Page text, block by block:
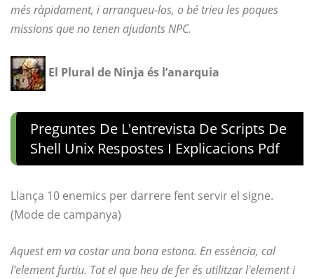
més ràpidament, i arranqueu-los, o bé trieu les poques
missions que no tenen ajudants NPC.
El Plural de Ninja és l’anarquia
Preguntes De L'entrevista De Scripts De
Shell Unix Respostes I Explicacions Pdf
Llança 10 enemics per darrere fent servir el signe.
(Mode de campanya)
Aquest em va costar una bona estona. En essència, cal
l’element furtiu. Tot el que heu de fer és utilitzar l'element i